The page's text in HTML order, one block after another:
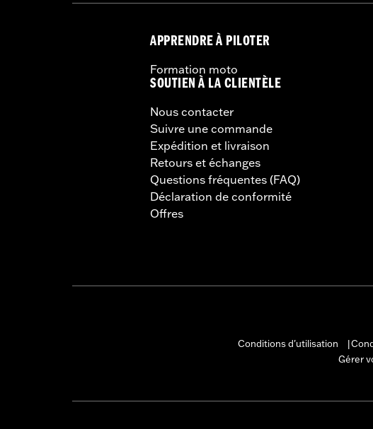
Dans la boîte:Poignées droite et gauche,
APPRENDRE À PILOTER
Formation moto
SOUTIEN À LA CLIENTÈLE
Nous contacter
Suivre une commande
Expédition et livraison
Retours et échanges
Questions fréquentes (FAQ)
Déclaration de conformité
Offres
Conditions d'utilisation
Gérer